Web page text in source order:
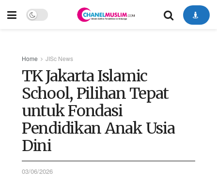
Home JISc News
TK Jakarta Islamic
School, Pilihan Tepat
untuk Fondasi
Pendidikan Anak Usia
Dini
03/06/2026